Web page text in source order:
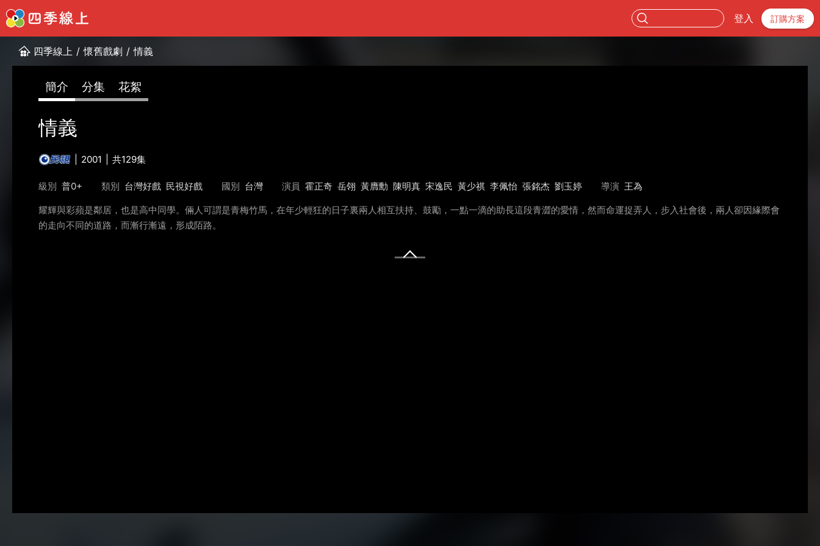
登入 訂購方案
四季線上 / 懷舊戲劇 / 情義
簡介 分集 花絮
情義
2001 共129集
級別 普0+ 類別 台灣好戲 民視好戲 國別 台灣 演員 霍正奇 岳翎 黃膺勳 陳明真 宋逸民 黃少祺 李佩怡 張銘杰 劉玉婷 導演 王為
耀輝與彩蘋是鄰居，也是高中同學。倆人可謂是青梅竹馬，在年少輕狂的日子裏兩人相互扶持、鼓勵，一點一滴的助長這段青澀的愛情，然而命運捉弄人，步入社會後，兩人卻因緣際會
的走向不同的道路，而漸行漸遠，形成陌路。